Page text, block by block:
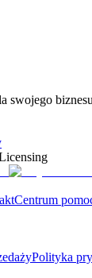
swojego biznesu
Centrum
Polityka